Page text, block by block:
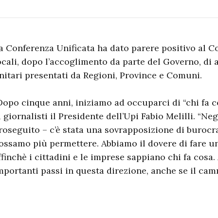
Conferenza Unificata ha dato parere positivo al
dopo l’accoglimento da parte del Governo, di
presentati da Regioni, Province e Comuni.
cinque anni, iniziamo ad occuparci di “chi fa
giornalisti il Presidente dell’Upi Fabio Melilli.
– c’è stata una sovrapposizione di
più permettere. Abbiamo il dovere di fare
i cittadini e le imprese sappiano chi fa
passi in questa direzione, anche se il